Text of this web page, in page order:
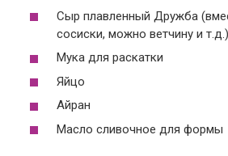
Сыр плавленный Дружба
сосиски, можно ветчину и т.д.)
Мука для раскатки
Яйцо
Айран
Масло сливочное для формы